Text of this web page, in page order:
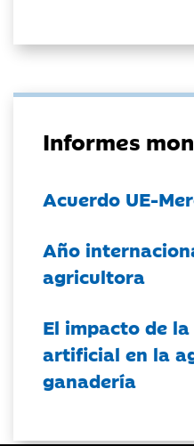
Informes
Acuerdo UE-
Año
agricultora
El impacto de
artificial en la
ganadería